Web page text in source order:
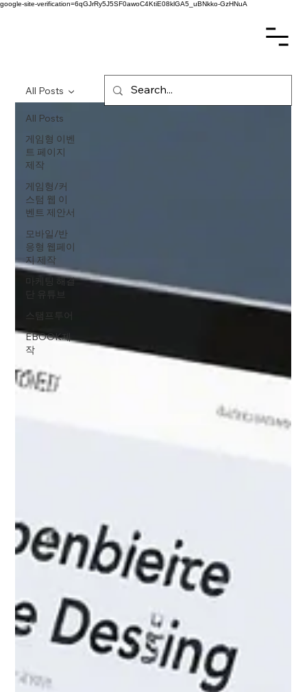
google-site-verification=6qGJrRy5J5SF0awoC4KtiE08klGA5_uBNkko-GzHNuA
All Posts
게임형 이벤
트 페이지
제작
게임형/커
스텀 웹 이
벤트 제안서
모바일/반
응형 웹페이
지 제작
마케팅 해결
단 유튜브
스탬프투어
EBOOK제
작
All Posts